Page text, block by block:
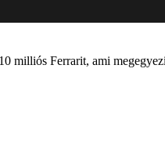
milliós Ferrarit, ami